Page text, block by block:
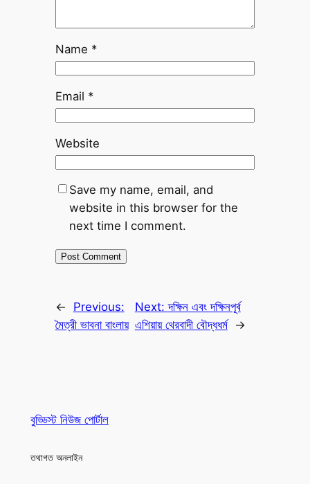
Name *
Email *
Website
Save my name, email, and
website in this browser for the
next time I comment.
←
Previous:
মৈত্রী ভাবনা বাংলায়
Next:দক্ষিন এবং দক্ষিনপূর্ব
এশিয়ায় থেরবাদী বৌদ্ধধর্ম
→
বুড্ডিস্ট নিউজ পোর্টাল
তথাগত অনলাইন